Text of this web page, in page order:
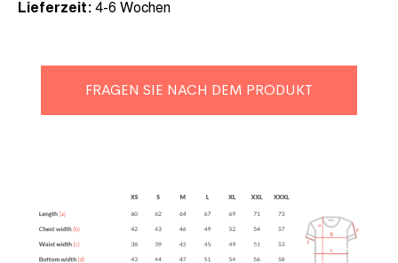
Lieferzeit: 4-6 Wochen
FRAGEN SIE NACH DEM PRODUKT